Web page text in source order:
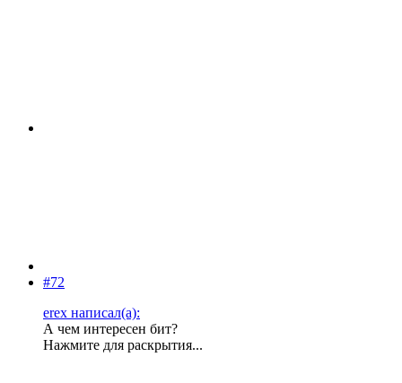
#72
erex написал(а):
А чем интересен бит?
Нажмите для раскрытия...